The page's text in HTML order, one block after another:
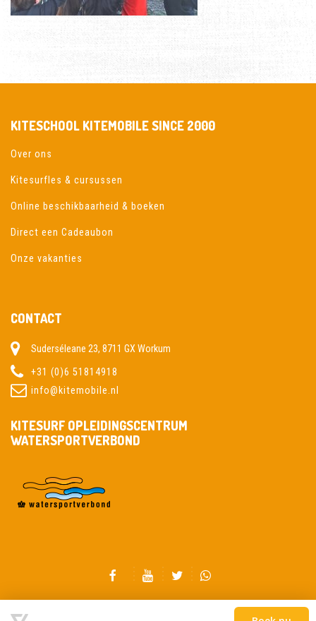
KITESCHOOL KITEMOBILE SINCE 2000
Over ons
Kitesurfles & cursussen
Online beschikbaarheid & boeken
Direct een Cadeaubon
Onze vakanties
CONTACT
Suderséleane 23, 8711 GX Workum
+31 (0)6 51814918
info@kitemobile.nl
KITESURF OPLEIDINGSCENTRUM
WATERSPORTVERBOND